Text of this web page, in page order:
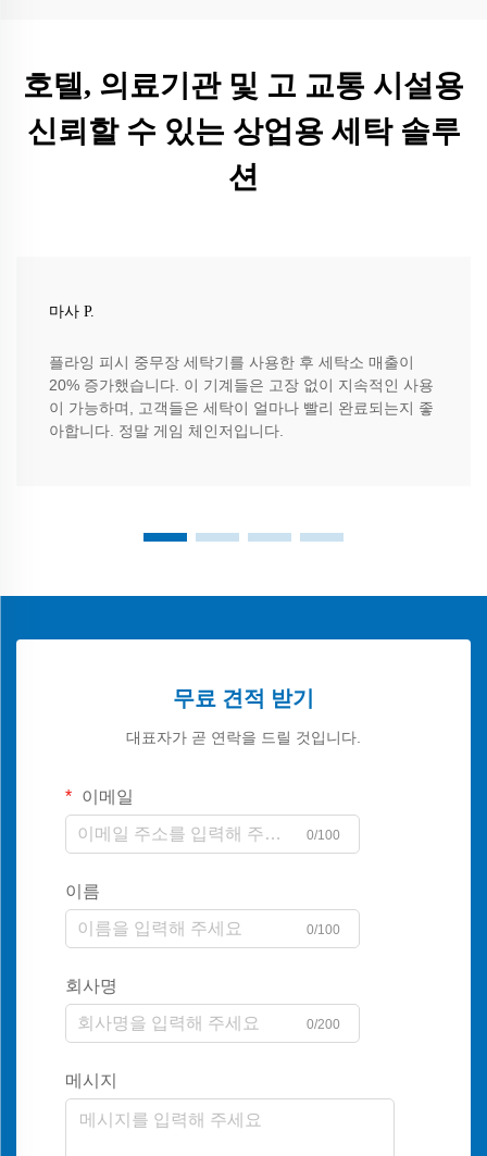
호텔, 의료기관 및 고 교통 시설용
신뢰할 수 있는 상업용 세탁 솔루
션
마사 P.
플라잉 피시 중무장 세탁기를 사용한 후 세탁소 매출이
20% 증가했습니다. 이 기계들은 고장 없이 지속적인 사용
이 가능하며, 고객들은 세탁이 얼마나 빨리 완료되는지 좋
아합니다. 정말 게임 체인저입니다.
무료 견적 받기
대표자가 곧 연락을 드릴 것입니다.
이메일
0/100
이름
0/100
회사명
0/200
메시지